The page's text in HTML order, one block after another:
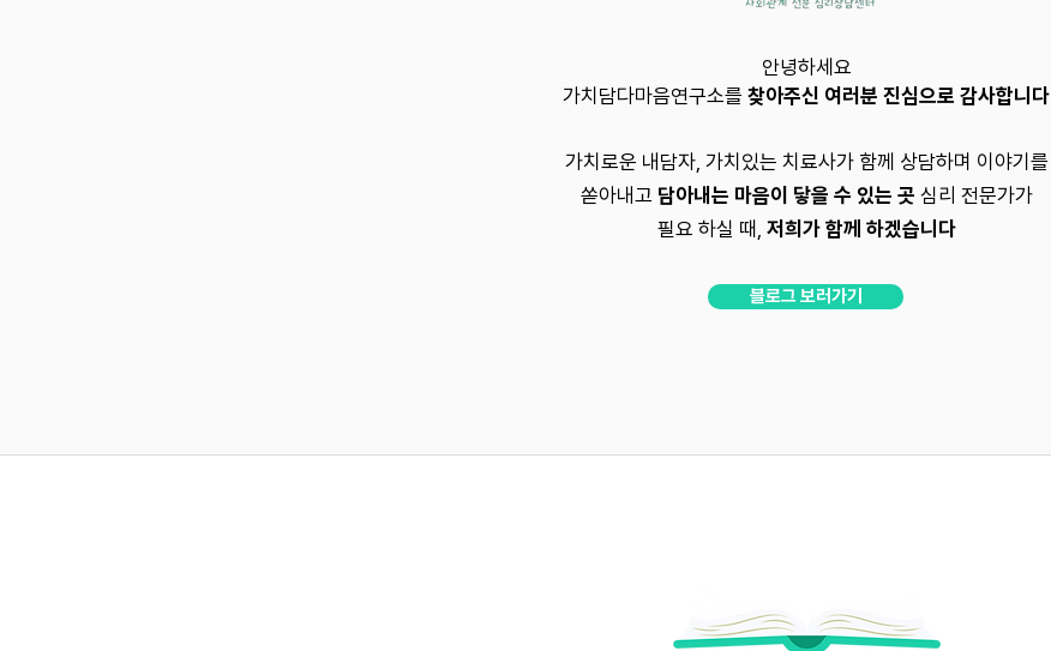
안녕하세요
가치담다마음연구소를 찾아주신 여러분 진심으로 감사합니다
가치로운 내담자, 가치있는 치료사가 함께 상담하며 이야기를
쏟아내고 담아내는 마음이 닿을 수 있는 곳 심리 전문가가
필요 하실 때, 저희가 함께 하겠습니다
블로그 보러가기